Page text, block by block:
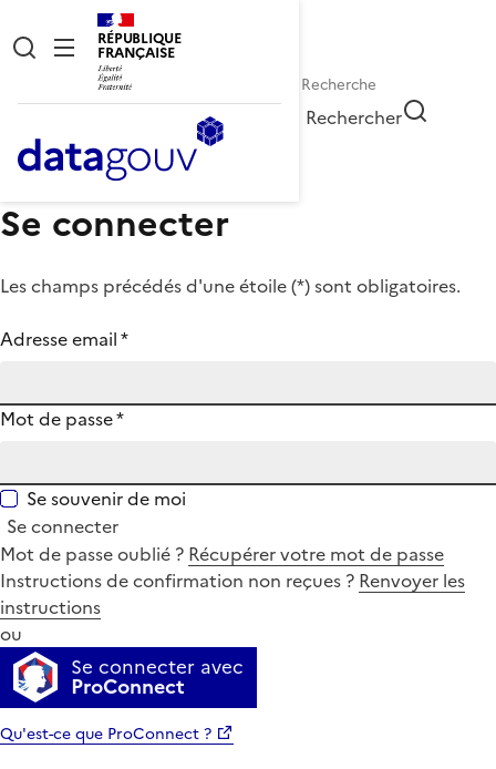
RÉPUBLIQUE
FRANÇAISE
Rechercher
Se connecter
Les champs précédés d'une étoile (*) sont obligatoires.
Adresse email*
Mot de passe*
Se souvenir de moi
Se connecter
Mot de passe oublié ? Récupérer votre mot de passe
Instructions de confirmation non reçues ? Renvoyer les
instructions
ou
Se connecter avec
ProConnect
Qu'est-ce que ProConnect ?